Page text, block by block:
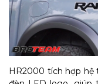
HR2000 tích hợp hệ